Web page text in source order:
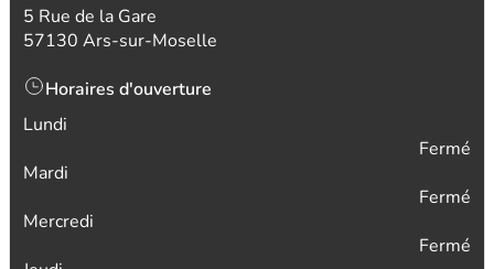
5 Rue de la Gare
57130 Ars-sur-Moselle
Horaires d'ouverture
Lundi
Fermé
Mardi
Fermé
Mercredi
Fermé